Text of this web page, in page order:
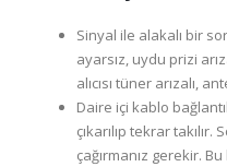
Sinyal ile alakalı bir
ayarsız, uydu prizi
alıcısı tüner arızalı,
Daire içi kablo
çıkarılıp tekrar
çağırmanız gerekir.